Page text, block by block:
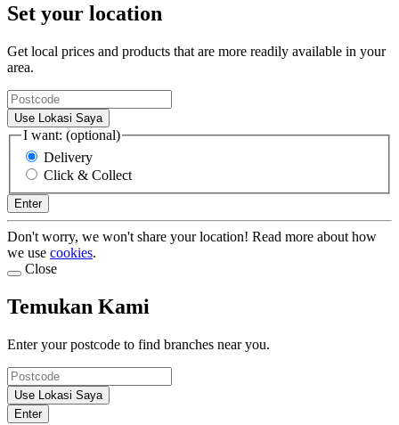
Set your location
Get local prices and products that are more readily available in your
area.
Use Lokasi Saya
I want: (optional)
Delivery
Click & Collect
Enter
Don't worry, we won't share your location! Read more about how
we use cookies.
Close
Temukan Kami
Enter your postcode to find branches near you.
Use Lokasi Saya
Enter